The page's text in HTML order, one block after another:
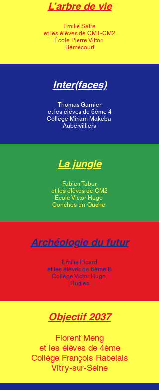
L’arbre de vie
Emilie Satre
et les élèves de CM1-CM2
École Pierre Vittori
Bémécourt
Inter(faces)
Thomas Garnier
et les élèves de 6ème 4
Collège Miriam Makeba
Aubervilliers
La jungle
Fabien Tabur
et les élèves de CM2
École Victor Hugo
Conches-en-Ouche
Archéologie du futur
Emilie Picard
et les élèves de 6ème B
Collège Victor Hugo
Rugles
Objectif 2037
Florent Meng
et les élèves de 4ème
Collège François Rabelais
Vitry-sur-Seine